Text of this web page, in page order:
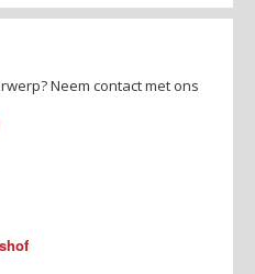
Neem contact met ons